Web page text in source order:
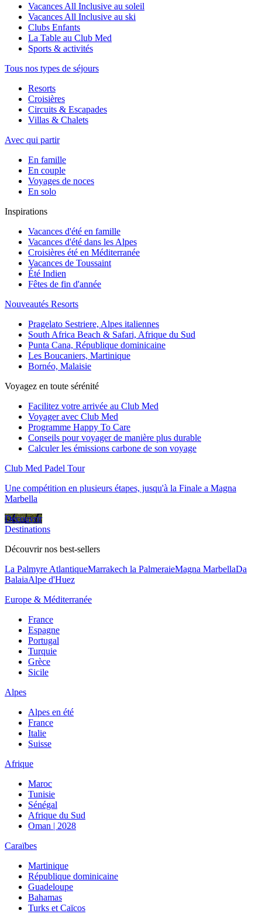
Vacances All Inclusive au soleil
Vacances All Inclusive au ski
Clubs Enfants
La Table au Club Med
Sports & activités
Tous nos types de séjours
Resorts
Croisières
Circuits & Escapades
Villas & Chalets
Avec qui partir
En famille
En couple
Voyages de noces
En solo
Inspirations
Vacances d'été en famille
Vacances d'été dans les Alpes
Croisières été en Méditerranée
Vacances de Toussaint
Été Indien
Fêtes de fin d'année
Nouveautés Resorts
Pragelato Sestriere, Alpes italiennes
South Africa Beach & Safari, Afrique du Sud
Punta Cana, République dominicaine
Les Boucaniers, Martinique
Bornéo, Malaisie
Voyagez en toute sérénité
Facilitez votre arrivée au Club Med
Voyager avec Club Med
Programme Happy To Care
Conseils pour voyager de manière plus durable
Calculer les émissions carbone de son voyage
Club Med Padel Tour
Une compétition en plusieurs étapes, jusqu'à la Finale a Magna
Marbella
Découvrir
Destinations
Découvrir nos best-sellers
La Palmyre AtlantiqueMarrakech la PalmeraieMagna MarbellaDa
BalaiaAlpe d'Huez
Europe & Méditerranée
France
Espagne
Portugal
Turquie
Grèce
Sicile
Alpes
Alpes en été
France
Italie
Suisse
Afrique
Maroc
Tunisie
Sénégal
Afrique du Sud
Oman | 2028
Caraïbes
Martinique
République dominicaine
Guadeloupe
Bahamas
Turks et Caïcos